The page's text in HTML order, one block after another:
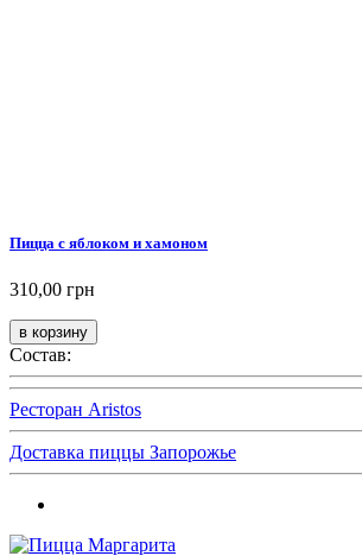
Пицца с яблоком и хамоном
310,00 грн
Состав:
Ресторан Aristos
Доставка пиццы Запорожье